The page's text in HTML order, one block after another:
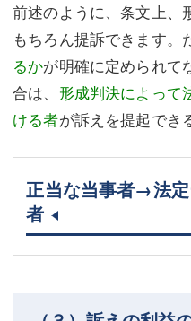
前述のように、条文上、
もちろん提訴できます。
るかが明確に定められて
合は、 形成判決によって
ける者が訴えを提起でき
正当な当事者→法
者